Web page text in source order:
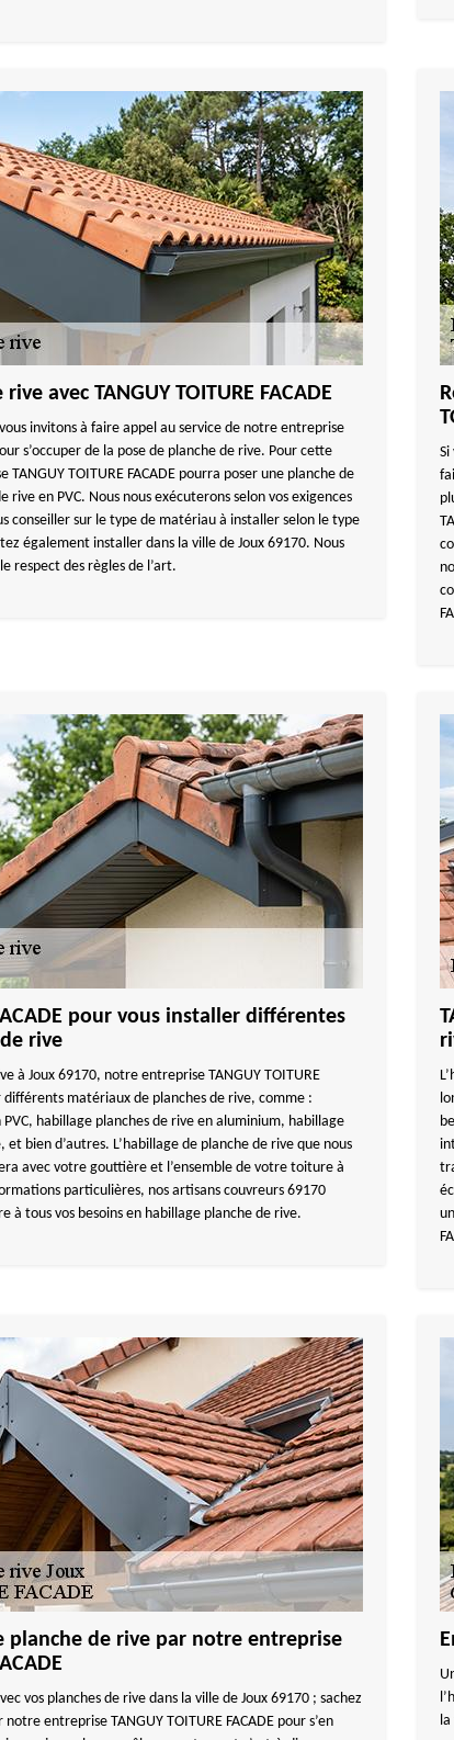
avec TANGUY TOITURE FACADE
invitons à faire appel au service de notre entreprise
s’occuper de la pose de planche de rive. Pour cette
TOITURE FACADE pourra poser une planche de
rive en PVC. Nous nous exécuterons selon vos exigences
conseiller sur le type de matériau à installer selon le type
également installer dans la ville de Joux 69170. Nous
respect des règles de l’art.
pour vous installer différentes
rive
à Joux 69170, notre entreprise TANGUY TOITURE
différents matériaux de planches de rive, comme :
habillage planches de rive en aluminium, habillage
et bien d’autres. L’habillage de planche de rive que nous
avec votre gouttière et l’ensemble de votre toiture à
particulières, nos artisans couvreurs 69170
à tous vos besoins en habillage planche de rive.
planche de rive par notre entreprise
vos planches de rive dans la ville de Joux 69170 ; sachez
entreprise TANGUY TOITURE FACADE pour s’en